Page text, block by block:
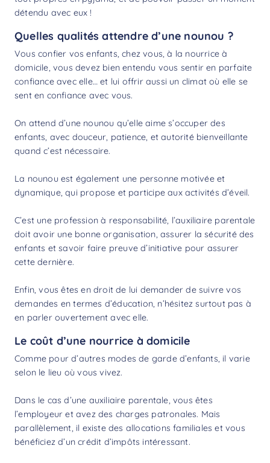
détendu avec eux !
Quelles qualités attendre d’une nounou ?
Vous confier vos enfants, chez vous, à la nourrice à
domicile, vous devez bien entendu vous sentir en parfaite
confiance avec elle… et lui offrir aussi un climat où elle se
sent en confiance avec vous.
On attend d’une nounou qu’elle aime s’occuper des
enfants, avec douceur, patience, et autorité bienveillante
quand c’est nécessaire.
La nounou est également une personne motivée et
dynamique, qui propose et participe aux activités d’éveil.
C’est une profession à responsabilité, l’auxiliaire parentale
doit avoir une bonne organisation, assurer la sécurité des
enfants et savoir faire preuve d’initiative pour assurer
cette dernière.
Enfin, vous êtes en droit de lui demander de suivre vos
demandes en termes d’éducation, n’hésitez surtout pas à
en parler ouvertement avec elle.
Le coût d’une nourrice à domicile
Comme pour d’autres modes de garde d’enfants, il varie
selon le lieu où vous vivez.
Dans le cas d’une auxiliaire parentale, vous êtes
l’employeur et avez des charges patronales. Mais
parallèlement, il existe des allocations familiales et vous
bénéficiez d’uncrédit d’impôts intéressant.